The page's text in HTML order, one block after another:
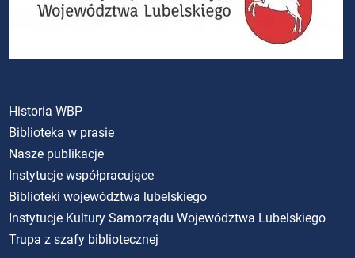
Historia WBP
Biblioteka w prasie
Nasze publikacje
Instytucje współpracujące
Biblioteki województwa lubelskiego
Instytucje Kultury Samorządu Województwa Lubelskiego
Trupa z szafy bibliotecznej